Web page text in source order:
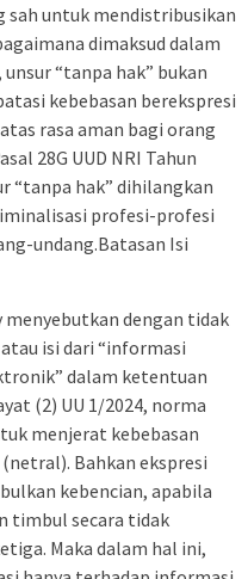
untuk mendistribusikan
dimaksud dalam
unsur “tanpa hak” bukan
kebebasan berekspresi
rasa aman bagi orang
28G UUD NRI Tahun
“tanpa hak” dihilangkan
profesi-profesi
undang.Batasan Isi
dengan tidak
isi dari “informasi
dalam ketentuan
(2) UU 1/2024, norma
menjerat kebebasan
Bahkan ekspresi
kebencian, apabila
timbul secara tidak
Maka dalam hal ini,